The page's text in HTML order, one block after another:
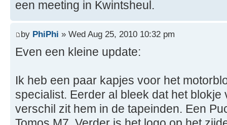
een meeting in Kwintsheul.
by PhiPhi » Wed Aug 25, 2010 10:32 pm
Even een kleine update:
Ik heb een paar kapjes voor het
specialist. Eerder al bleek dat het blokje
verschil zit hem in de tapeinden. Een